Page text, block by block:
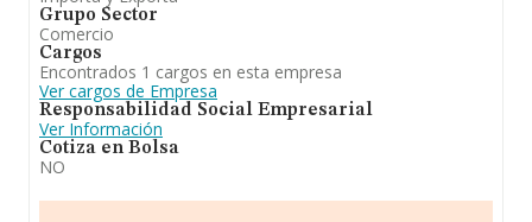
Grupo Sector
Comercio
Cargos
Encontrados 1 cargos en esta empresa
Ver cargos de Empresa
Responsabilidad Social Empresarial
Ver Información
Cotiza en Bolsa
NO